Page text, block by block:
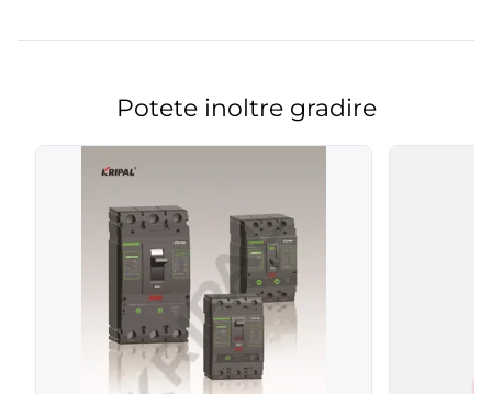
Potete inoltre gradire